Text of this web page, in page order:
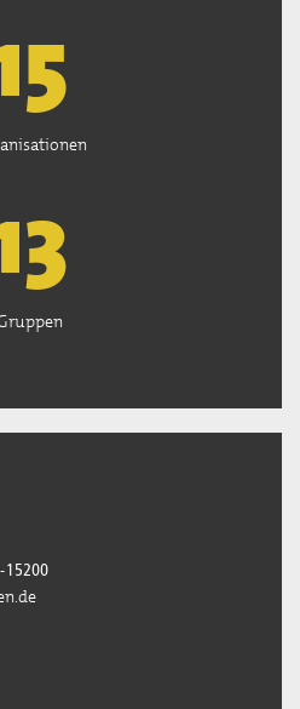
15200